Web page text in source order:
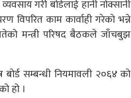
गरी बोर्डलाई हानी नोक्सानी
विपरित काम कार्वाही गरेको भन्ने
मन्त्री परिषद बैठकले जाँचबुझ
सम्बन्धी नियमावली २०६४ को
हो ।